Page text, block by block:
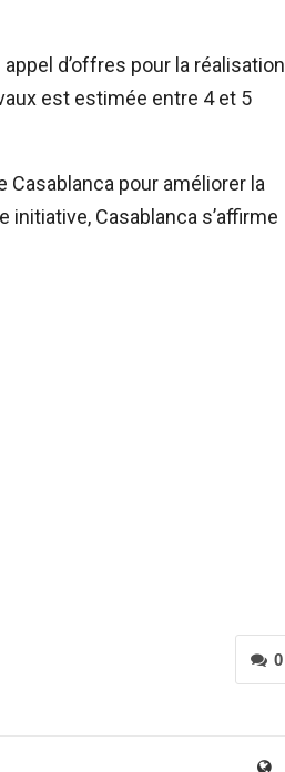
d’offres pour la réalisation
est estimée entre 4 et 5
Casablanca pour améliorer la
Casablanca s’affirme
0